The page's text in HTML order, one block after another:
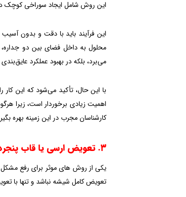
این روش شامل ایجاد سوراخی کوچک
این فرآیند باید با دقت و بدون
محلول به داخل فضای بین دو
می‌برد، بلکه در بهبود عملکرد
با این حال، تأکید می‌شود که این
اهمیت زیادی برخوردار است، زیرا
کارشناسان مجرب در این زمینه بهره
۳. تعویض ارسی یا قاب پنجره
یکی از روش های موثر برای رفع
تعویض کامل شیشه نباشد و تنها با